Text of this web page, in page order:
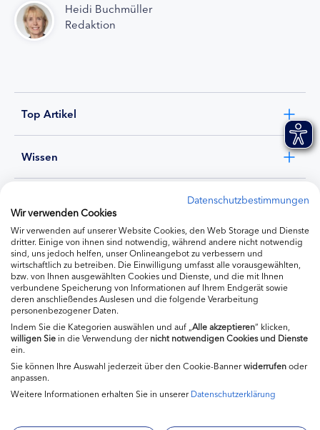
Heidi Buchmüller
Redaktion
Top Artikel
Wissen
Ernährung
Produkte
Impressum
Datenschutzbestimmungen
Wir verwenden Cookies
Wir verwenden auf unserer Website Cookies, den Web Storage und Dienste
dritter. Einige von ihnen sind notwendig, während andere nicht notwendig
sind, uns jedoch helfen, unser Onlineangebot zu verbessern und
wirtschaftlich zu betreiben. Die Einwilligung umfasst alle vorausgewählten,
bzw. von Ihnen ausgewählten Cookies und Dienste, und die mit Ihnen
verbundene Speicherung von Informationen auf Ihrem Endgerät sowie
deren anschließendes Auslesen und die folgende Verarbeitung
personenbezogener Daten.
Indem Sie die Kategorien auswählen und auf „ Alle akzeptieren“ klicken,
willigenSie in die Verwendung dernicht notwendigen Cookies und Dienste
ein.
Sie können Ihre Auswahl jederzeit über den Cookie-Bannerwiderrufenoder
anpassen.
Weitere Informationen erhalten Sie in unsererDatenschutzerklärung